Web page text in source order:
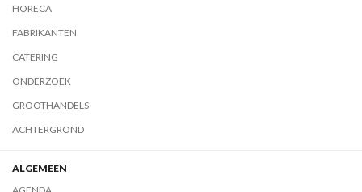
HORECA
FABRIKANTEN
CATERING
ONDERZOEK
GROOTHANDELS
ACHTERGROND
ALGEMEEN